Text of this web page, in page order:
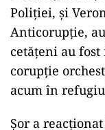
octombrie, în
unor dovezi
precedent”.
grupărilor
300.000 de
În urma